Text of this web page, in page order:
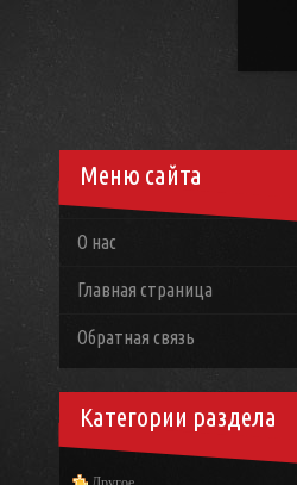
Меню сайта
О нас
Главная страница
Обратная связь
Категории раздела